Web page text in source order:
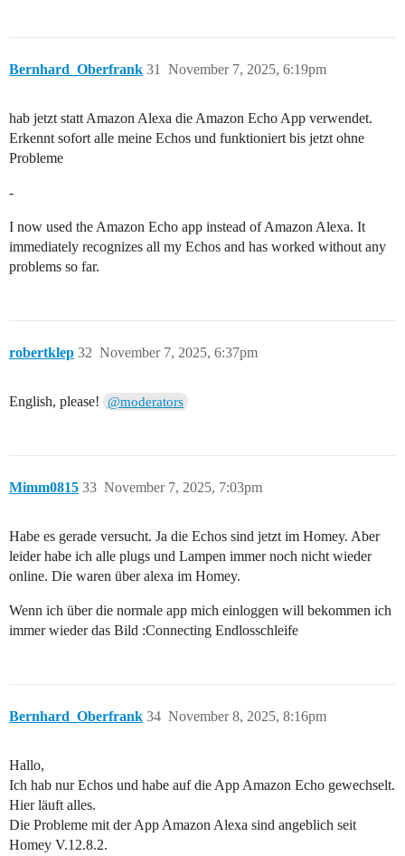
Bernhard_Oberfrank November 7, 2025, 6:19pm
31
hab jetzt statt Amazon Alexa die Amazon Echo App verwendet.
Erkennt sofort alle meine Echos und funktioniert bis jetzt ohne
Probleme
-
I now used the Amazon Echo app instead of Amazon Alexa. It
immediately recognizes all my Echos and has worked without any
problems so far.
robertklep November 7, 2025, 6:37pm
32
English, please! @moderators
Mimm0815 November 7, 2025, 7:03pm
33
Habe es gerade versucht. Ja die Echos sind jetzt im Homey. Aber
leider habe ich alle plugs und Lampen immer noch nicht wieder
online. Die waren über alexa im Homey.
Wenn ich über die normale app mich einloggen will bekommen ich
immer wieder das Bild :Connecting Endlosschleife
Bernhard_Oberfrank November 8, 2025, 8:16pm
34
Hallo,
Ich hab nur Echos und habe auf die App Amazon Echo gewechselt.
Hier läuft alles.
Die Probleme mit der App Amazon Alexa sind angeblich seit
Homey V.12.8.2.